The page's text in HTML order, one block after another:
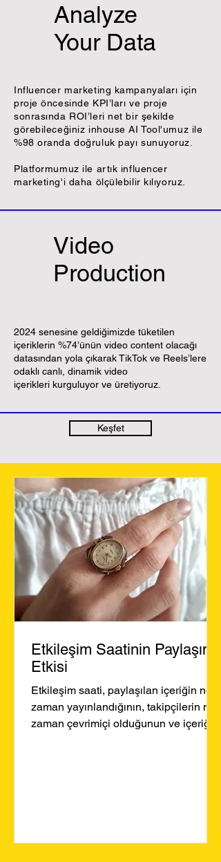
Analyze
Your Data
Influencer marketing kampanyaları için
proje öncesinde KPI’ları ve proje
sonrasında ROI’leri net bir şekilde
görebileceğiniz inhouse AI Tool'umuz ile
%98 oranda doğruluk payı sunuyoruz.
Platformumuz ile artık influencer
marketing'i daha ölçülebilir kılıyoruz.
Video
Production
2024 senesine geldiğimizde tüketilen
içeriklerin %74’ünün video content olacağı
datasından yola çıkarak TikTok ve Reels’lere
odaklı canlı, dinamik video
içerikleri kurguluyor ve üretiyoruz.
Keşfet
Etkileşim Saatinin Paylaşıma
Etkisi
Etkileşim saati, paylaşılan içeriğin ne
zaman yayınlandığının, takipçilerin ne
zaman çevrimiçi olduğunun ve içeriğin